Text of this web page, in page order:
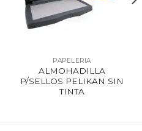
PAPELERIA
ALMOHADILLA
P/SELLOS PELIKAN SIN
TINTA